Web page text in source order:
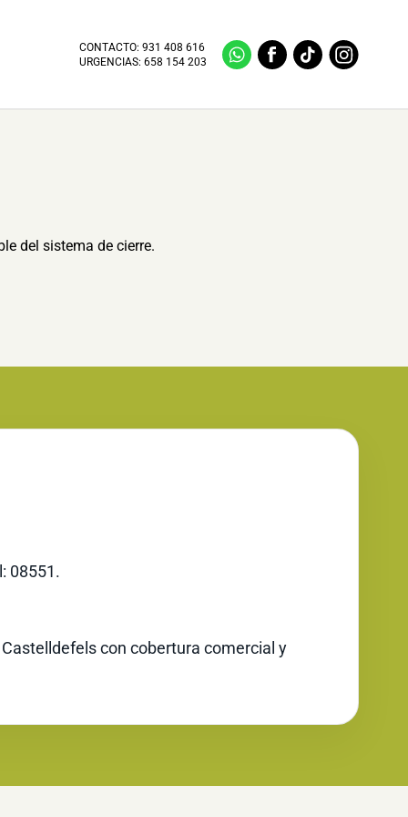
CONTACTO:931 408 616
URGENCIAS:658 154 203
del sistema de cierre.
08551.
con cobertura comercial y